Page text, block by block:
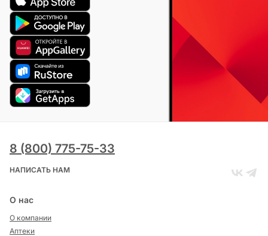
8 (800) 775-75-33
НАПИСАТЬ НАМ
О нас
О компании
Аптеки